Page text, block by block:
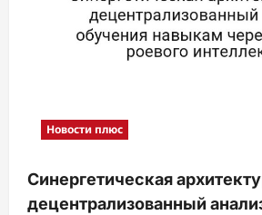
Новости плюс
Синергетическая
децентрализованный